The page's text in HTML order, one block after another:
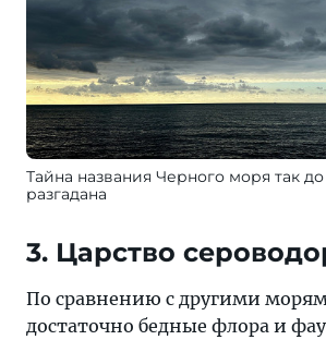
Тайна названия Черного моря так
разгадана
3. Царство
По сравнению с другими
достаточно бедные флора и